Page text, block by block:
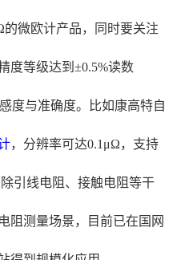
微欧计产品，同时要关注
度等级达到±0.5%读数
度与准确度。比如康高特自
，分辨率可达0.1μΩ，支持
引线电阻、接触电阻等干
阻测量场景，目前已在国网